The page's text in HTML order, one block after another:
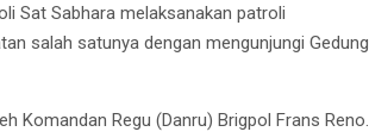
Sat Sabhara melaksanakan patroli
salah satunya dengan mengunjungi Gedung
Komandan Regu (Danru) Brigpol Frans Reno.